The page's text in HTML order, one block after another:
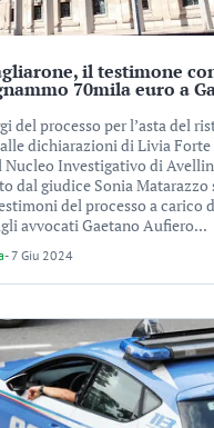
il testimone
70mila euro a
del processo per l’asta del
dichiarazioni di Livia
Nucleo Investigativo di
dal giudice Sonia Matarazzo
del processo a carico
avvocati Gaetano Aufiero...
-7 Giu 2024